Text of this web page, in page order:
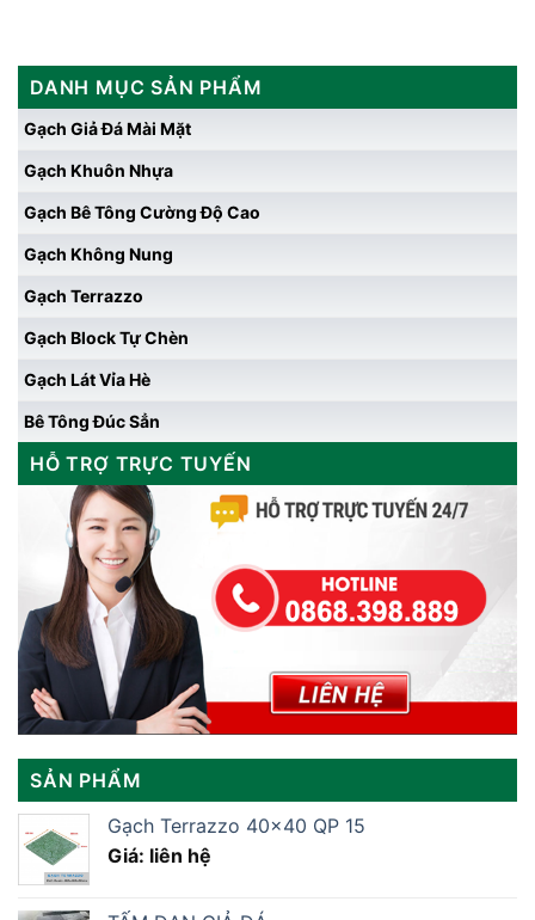
DANH MỤC SẢN PHẨM
Gạch Giả Đá Mài Mặt
Gạch Khuôn Nhựa
Gạch Bê Tông Cường Độ Cao
Gạch Không Nung
Gạch Terrazzo
Gạch Block Tự Chèn
Gạch Lát Vỉa Hè
Bê Tông Đúc Sẳn
HỖ TRỢ TRỰC TUYẾN
SẢN PHẨM
Gạch Terrazzo 40×40 QP 15
Giá: liên hệ